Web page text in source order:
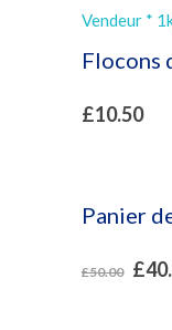
Flocons
£10.50
Panier
£50.00 £